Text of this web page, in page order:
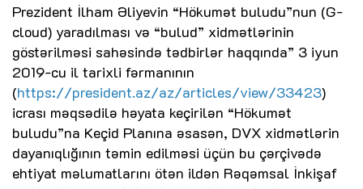
Prezident İlham Əliyevin “Hökumət buludu”nun (G-
cloud) yaradılması və “bulud” xidmətlərinin
göstərilməsi sahəsində tədbirlər haqqında” 3 iyun
2019-cu il tarixli fərmanının
(https://president.az/az/articles/view/33423)
icrası məqsədilə həyata keçirilən “Hökumət
buludu”na Keçid Planına əsasən, DVX xidmətlərin
dayanıqlığının təmin edilməsi üçün bu çərçivədə
ehtiyat məlumatlarını ötən ildən Rəqəmsal İnkişaf